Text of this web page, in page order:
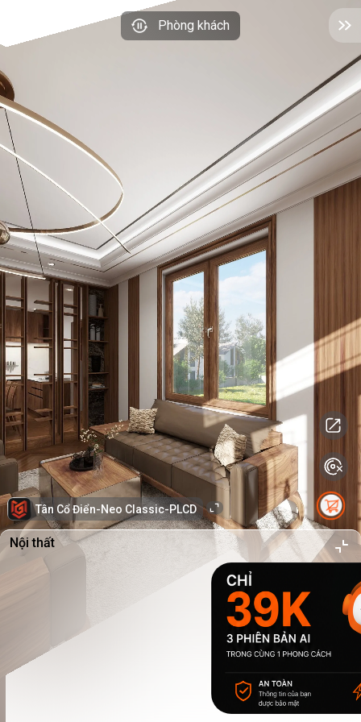
Phòng khách
Tân Cổ Điển-Neo Classic-PLCD
Nội thất